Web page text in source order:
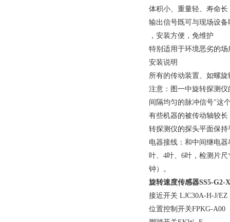
体积小、重量轻、寿命长
输出信号既可与现场设
，安装方便，免维护
特别适用于环境恶劣的场
安装说明
所有的传动装置、如螺
注意：图一中旋转探测
间隔均匀的脉冲信号"这
有些机器的被传动轴较
转探测仪的探头平面保
电器接线：和中间继电
叶、4叶、6叶，检测片
钟）。
旋转速度传感器SS5-G2-X
接近开关 LJC30A-H-J/EZ
位置控制开关FPKG-A00